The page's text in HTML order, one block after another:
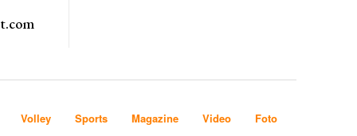
Volley Sports Magazine Video Foto